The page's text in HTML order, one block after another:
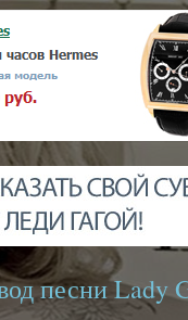
песни Lady